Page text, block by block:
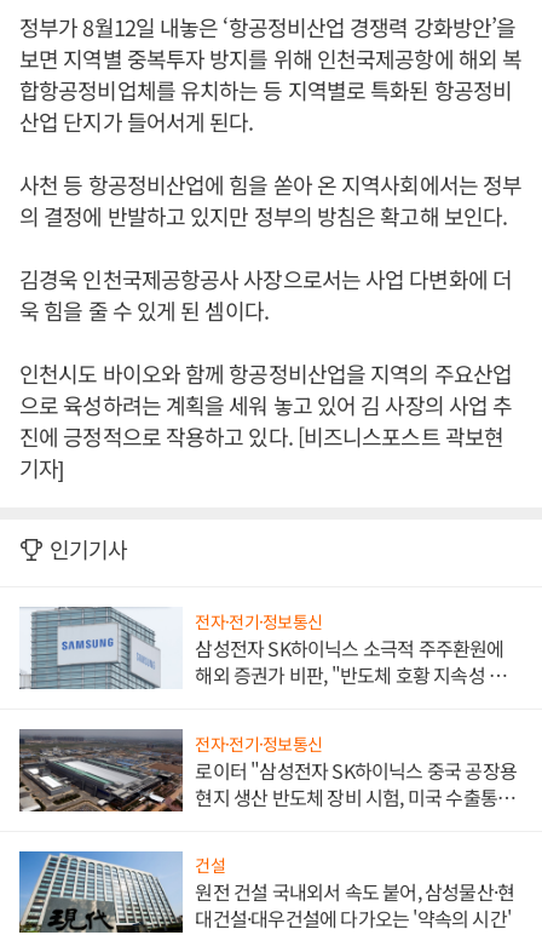
정부가 8월12일 내놓은 ‘항공정비산업 경쟁력 강화방안’을
보면 지역별 중복투자 방지를 위해 인천국제공항에 해외 복
합항공정비업체를 유치하는 등 지역별로 특화된 항공정비
산업 단지가 들어서게 된다.
사천 등 항공정비산업에 힘을 쏟아 온 지역사회에서는 정부
의 결정에 반발하고 있지만 정부의 방침은 확고해 보인다.
김경욱 인천국제공항공사 사장으로서는 사업 다변화에 더
욱 힘을 줄 수 있게 된 셈이다.
인천시도 바이오와 함께 항공정비산업을 지역의 주요산업
으로 육성하려는 계획을 세워 놓고 있어 김 사장의 사업 추
진에 긍정적으로 작용하고 있다. [비즈니스포스트 곽보현
기자]
인기기사
전자·전기·정보통신
삼성전자 SK하이닉스 소극적 주주환원에
해외 증권가 비판, "반도체 호황 지속성 의
전자·전기·정보통신
로이터 "삼성전자 SK하이닉스 중국 공장용
현지 생산 반도체 장비 시험, 미국 수출통제
건설
원전 건설 국내외서 속도 붙어, 삼성물산·현
대건설·대우건설에 다가오는 '약속의 시간'